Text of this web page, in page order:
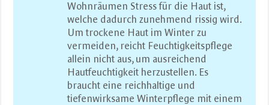
Wohnräumen Stress für die Haut ist,
welche dadurch zunehmend rissig wird.
Um trockene Haut im Winter zu
vermeiden, reicht Feuchtigkeitspflege
allein nicht aus, um ausreichend
Hautfeuchtigkeit herzustellen. Es
braucht eine reichhaltige und
tiefenwirksame Winterpflege mit einem